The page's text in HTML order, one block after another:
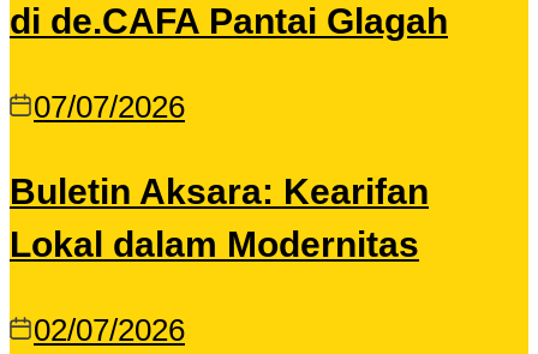
di de.CAFA Pantai Glagah
07/07/2026
Buletin Aksara: Kearifan
Lokal dalam Modernitas
02/07/2026